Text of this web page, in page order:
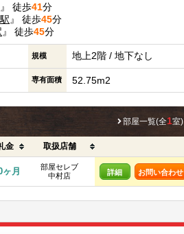
』 徒歩41分
』 徒歩45分
』 徒歩45分
規模 地上2階 / 地下なし
専有面積 52.75m2
部屋一覧(全1室)
金 取扱店舗
ヶ月
部屋セレブ
中村店
詳細 お問い合わせ